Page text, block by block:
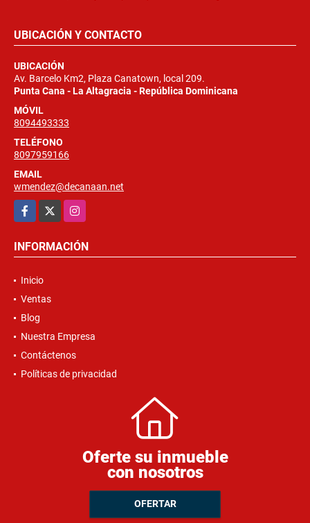
UBICACIÓN Y CONTACTO
UBICACIÓN
Av. Barcelo Km2, Plaza Canatown, local 209.
Punta Cana - La Altagracia - República Dominicana
MÓVIL
8094493333
TELÉFONO
8097959166
EMAIL
wmendez@decanaan.net
Facebook
Instagram
INFORMACIÓN
Inicio
Ventas
Blog
Nuestra Empresa
Contáctenos
Políticas de privacidad
Oferte su inmueble
con nosotros
OFERTAR